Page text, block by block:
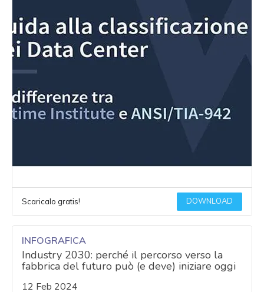
Scaricalo gratis! DOWNLOAD
INFOGRAFICA
Industry 2030: perché il percorso verso la
fabbrica del futuro può (e deve) iniziare oggi
12 Feb 2024